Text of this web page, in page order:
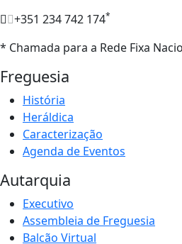
+351 234 742 174*
* Chamada para a Rede Fixa
Freguesia
História
Heráldica
Caracterização
Agenda de Eventos
Autarquia
Executivo
Assembleia de Freguesia
Balcão Virtual